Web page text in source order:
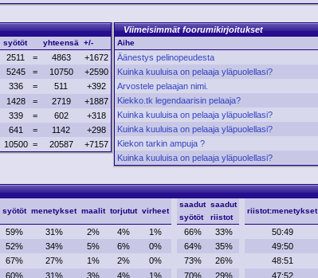
syötöt yhteensä +/-
2511 = 4863
+1672
5245 = 10750
+2590
336 = 511
+392
1428 = 2719
+1887
339 = 602
+318
641 = 1142
+298
10500 = 20587 +7157
Viimeisimmät foorumikirjoitukset
Aihe
Äänestys pelinopeudesta
Kuinka kuuluisa on pelaaja yläpuolellasi?
Arvostele pelaajan nimi.
Kiekko.tk legendaarisin pelaaja?
Kuinka kuuluisa on pelaaja yläpuolellasi?
Kuinka kuuluisa on pelaaja yläpuolellasi?
Kiekon tarkin ampuja ?
Kuinka kuuluisa on pelaaja yläpuolellasi?
syötöt menetykset maalit torjutut virheet
saadut
syötöt
saadut
riistot
riistot:menetykset
59% 31% 2% 4% 1% 66% 33%
50:49
52% 34% 5% 6% 0% 64% 35%
49:50
67% 27% 1% 2% 0% 73% 26%
48:51
60% 31% 3% 4% 1% 70% 29% 47:52